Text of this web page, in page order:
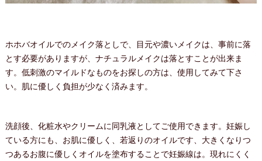
ホホバオイルでのメイク落としで、目元や濃いメイクは、事前に落
とす必要がありますが、ナチュラルメイクは落とすことが出来ま
す。低刺激のマイルドなものをお探しの方は、使用してみて下さ
い。肌に優しく負担が少なく済みます。
洗顔後、化粧水やクリームに同乳液としてご使用できます。妊娠し
ている方にも、お肌に優しく、若返りのオイルです、大きくなりつ
つあるお腹に優しくオイルを塗布することで妊娠線は。現れにくく